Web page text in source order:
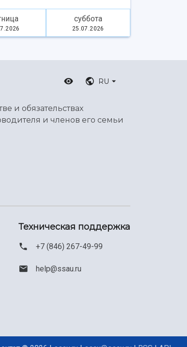
суббота
25.07.2026
RU
и обязательствах
и членов его семьи
Техническая поддержка
+7 (846) 267-49-99
help@ssau.ru